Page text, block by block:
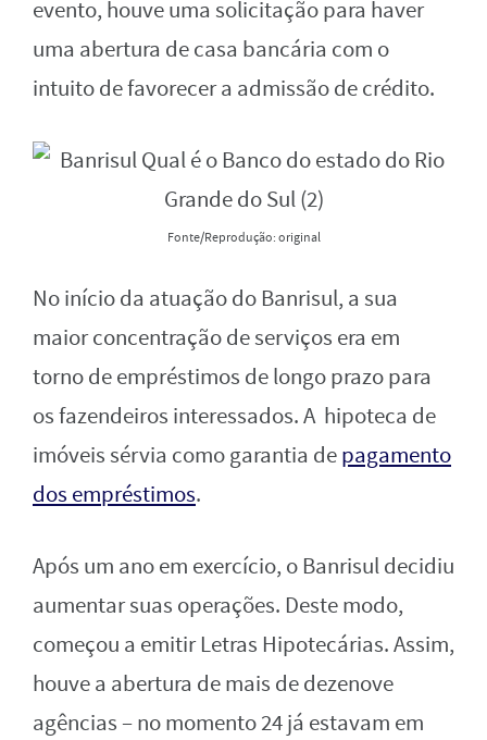
evento, houve uma solicitação para haver
uma abertura de casa bancária com o
intuito de favorecer a admissão de crédito.
Fonte/Reprodução: original
No início da atuação do Banrisul, a sua
maior concentração de serviços era em
tornode empréstimos de longo prazo para
os fazendeiros interessados. A hipoteca de
imóveis sérvia como garantia depagamento
dos empréstimos.
Após um ano em exercício, o Banrisul decidiu
aumentar suas operações. Deste modo,
começou a emitir Letras Hipotecárias. Assim,
houve a abertura de mais de dezenove
agências – no momento 24 já estavam em